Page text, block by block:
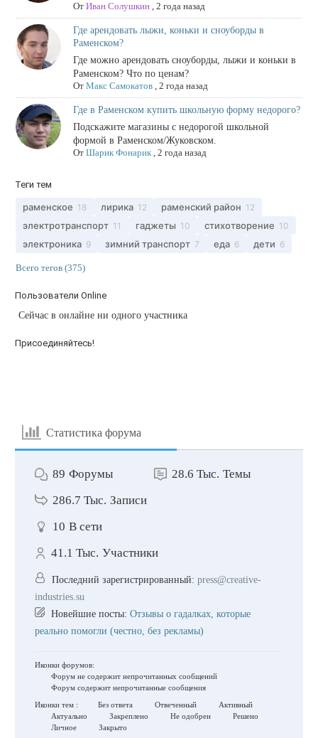
От Иван Солушкин, 2 года назад
Где арендовать лыжи, коньки и сноуборды в
Раменском?
Где можно арендовать сноуборды, лыжи и коньки в
Раменском? Что по ценам?
От Макс Самокатов, 2 года назад
Где в Раменском купить школьную форму недорого?
Подскажите магазины с недорогой школьной
формой в Раменском/Жуковском.
От Шарик Фонарик, 2 года назад
Теги тем
раменское 18 лирика 12 раменский район 12
электротранспорт 11 гаджеты 10 стихотворение 10
электроника 9 зимний транспорт 7 еда 6 дети 6
Всего тегов (375)
Пользователи Online
Сейчас в онлайне ни одного участника
Присоединяйтесь!
Статистика форума
89 Форумы 28.6 Тыс. Темы
286.7 Тыс. Записи
10 В сети
41.1 Тыс. Участники
Последний зарегистрированный: press@creative-
industries.su
Новейшие посты: Отзывы о гадалках, которые
реально помогли (честно, без рекламы)
Иконки форумов:
Форум не содержит непрочитанных сообщений
Форум содержит непрочитанные сообщения
Иконки тем :
Без ответа Отвеченный
Активный
Актуально
Закреплено Не одобрен
Решено
Личное
Закрыто